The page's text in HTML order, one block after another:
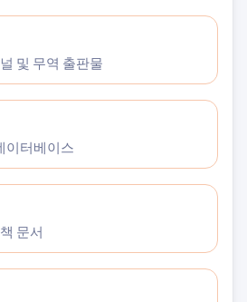
및 무역 출판물
이터베이스
문서